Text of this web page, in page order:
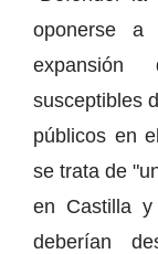
oponerse a
expansión
susceptibles
públicos en
se trata de
en Castilla
deberían